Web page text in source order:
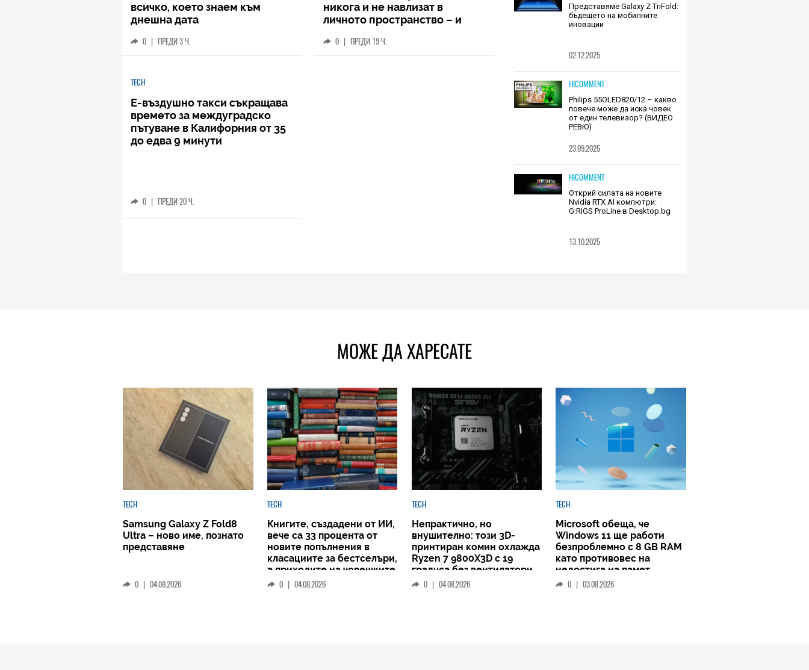
всичко, което знаем към
днешна дата
0 | ПРЕДИ 3 Ч.
никога и не навлизат в
личното пространство – и
0 | ПРЕДИ 19 Ч.
TECH
Е-въздушно такси съкращава
времето за междуградско
пътуване в Калифорния от 35
до едва 9 минути
0 | ПРЕДИ 20 Ч.
Представяме Galaxy Z TriFold:
бъдещето на мобилните
иновации
02.12.2025
HICOMMENT
Philips 55OLED820/12 – какво
повече може да иска човек
от един телевизор? (ВИДЕО
РЕВЮ)
23.09.2025
HICOMMENT
Открий силата на новите
Nvidia RTX AI компютри:
G:RIGS ProLine в Desktop.bg
13.10.2025
МОЖЕ ДА ХАРЕСАТЕ
TECH
Samsung Galaxy Z Fold8
Ultra – ново име, познато
представяне
0 | 04.08.2026
TECH
Книгите, създадени от ИИ,
вече са 33 процента от
новите попълнения в
класациите за бестселъри,
а приходите на човешките
автори намаляват
0 | 04.08.2026
TECH
Непрактично, но
внушително: този 3D-
принтиран комин охлажда
Ryzen 7 9800X3D с 19
градуса без вентилатори
0 | 04.08.2026
TECH
Microsoft обеща, че
Windows 11 ще работи
безпроблемно с 8 GB RAM
като противовес на
недостига на памет
0 | 03.08.2026